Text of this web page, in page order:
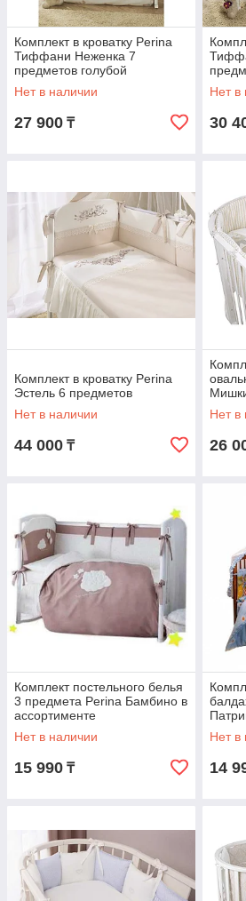
Комплект в кроватку Perina
Тиффани Неженка 7
предметов голубой
Нет в наличии
27 900 ₸
Нет в
30
Комплект в кроватку Perina
Эстель 6 предметов
Нет в наличии
44 000 ₸
Нет в
26
Комплект постельного белья
3 предмета Perina Бамбино в
ассортименте
Нет в наличии
15 990 ₸
Нет в
14